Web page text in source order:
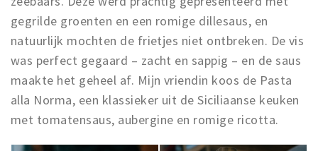
gegrilde groenten en een romige dillesaus, en
natuurlijk mochten de frietjes niet ontbreken. De vis
was perfect gegaard – zacht en sappig – en de saus
maakte het geheel af. Mijn vriendin koos de Pasta
alla Norma, een klassieker uit de Siciliaanse keuken
met tomatensaus, aubergine en romige ricotta.